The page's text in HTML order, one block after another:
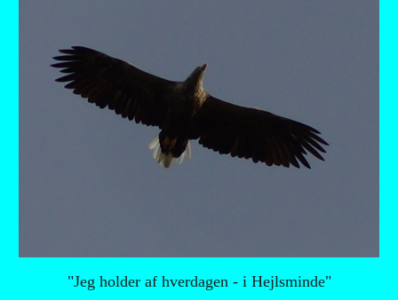
"Jeg holder af hverdagen - i Hejlsminde"